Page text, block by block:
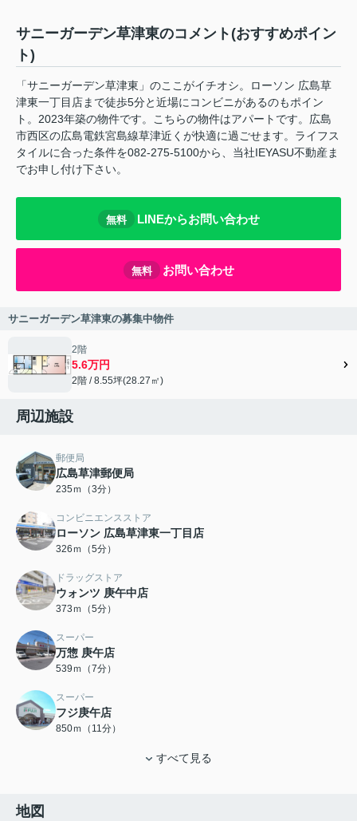
サニーガーデン草津東のコメント(おすすめポイン
ト)
「サニーガーデン草津東」のここがイチオシ。ローソン 広島草
津東一丁目店まで徒歩5分と近場にコンビニがあるのもポイン
ト。2023年築の物件です。こちらの物件はアパートです。広島
市西区の広島電鉄宮島線草津近くが快適に過ごせます。ライフス
タイルに合った条件を082-275-5100から、当社IEYASU不動産ま
でお申し付け下さい。
無料 LINEからお問い合わせ
無料 お問い合わせ
サニーガーデン草津東の募集中物件
2階
5.6万円
2階 / 8.55坪(28.27㎡)
周辺施設
郵便局
広島草津郵便局
235ｍ（3分）
コンビニエンスストア
ローソン 広島草津東一丁目店
326ｍ（5分）
ドラッグストア
ウォンツ 庚午中店
373ｍ（5分）
スーパー
万惣 庚午店
539ｍ（7分）
スーパー
フジ庚午店
850ｍ（11分）
すべて見る
地図